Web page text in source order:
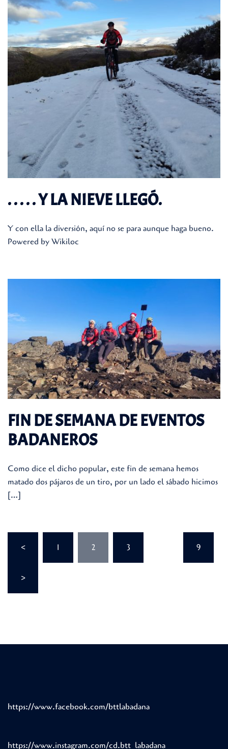
. . . . . Y LA NIEVE LLEGÓ.
Y con ella la diversión, aquí no se para aunque haga bueno.
Powered by Wikiloc
FIN DE SEMANA DE EVENTOS
BADANEROS
Como dice el dicho popular, este fin de semana hemos
matado dos pájaros de un tiro, por un lado el sábado hicimos
[…]
entradas
< 1 2 3 9
>
https://www.facebook.com/bttlabadana
https://www.instagram.com/cd.btt_labadana